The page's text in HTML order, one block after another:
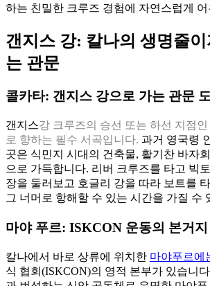
하는 친밀한 크루즈 경험에 자연스럽게
갠지스 강: 칼나의 생명줄
는 관문
콜카타: 갠지스 강으로 가는 관문 도
갠지스강 크루즈의 승선 또는 하선 지점인
로 향하는 필수 서곡입니다. 과거 영국령
곳은 식민지 시대의 건축물, 활기찬 바자
으로 가득합니다. 리버 크루즈를 타고 빅
장을 둘러보고 호글리 강을 따라 보트를
그 너머로 항해할 수 있는 시간을 가질 수
마야 푸르: ISKCON 운동의 본거지
칼나에서 바로 상류에 위치한 마야푸르에
식 협회(ISKCON)의 영적 본부가 있습니